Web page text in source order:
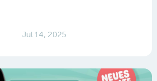
Jul 14, 2025